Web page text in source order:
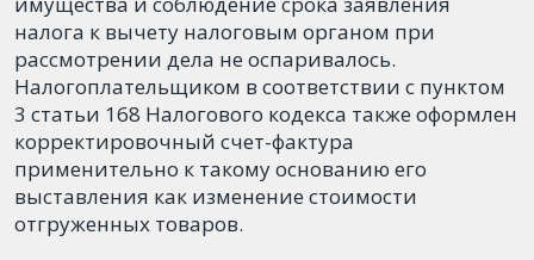
налога к вычету налоговым органом при
рассмотрении дела не оспаривалось.
Налогоплательщиком в соответствии с пунктом
3 статьи 168 Налогового кодекса также оформлен
корректировочный счет-фактура
применительно к такому основанию его
выставления как изменение стоимости
отгруженных товаров.